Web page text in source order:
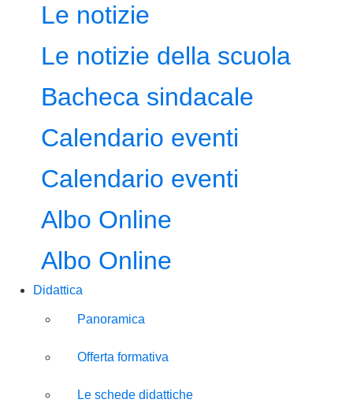
Le notizie
Le notizie della scuola
Bacheca sindacale
Calendario eventi
Calendario eventi
Albo Online
Albo Online
Didattica
Panoramica
Offerta formativa
Le schede didattiche